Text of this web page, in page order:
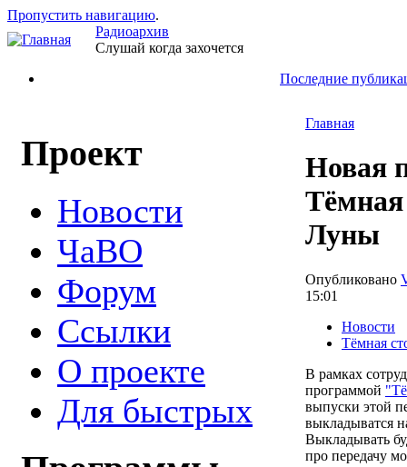
Пропустить навигацию.
Радиоархив
Слушай когда захочется
Последние
Проект
Новости
ЧаВО
Форум
Ссылки
О проекте
Для быстрых
Главная
Новая
Тёмная
Луны
Опубликовано
15:01
Новости
Тёмная
В рамках
программой
выпуски этой
выкладыватся
Выкладывать
про передачу